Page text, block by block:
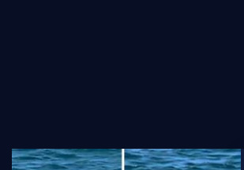
Turizam i nautika